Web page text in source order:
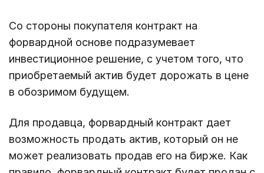
Со стороны покупателя контракт на
форвардной основе подразумевает
инвестиционное решение, с учетом того, что
приобретаемый актив будет дорожать в цене
в обозримом будущем.
Для продавца, форвардный контракт дает
возможность продать актив, который он не
может реализовать продав его на бирже. Как